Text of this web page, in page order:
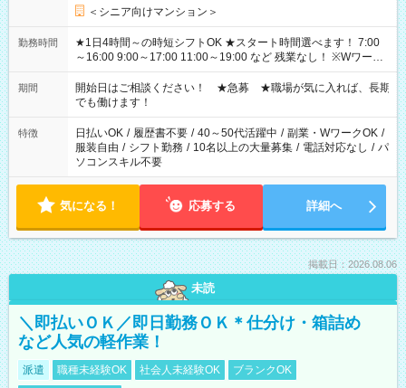
＜シニア向けマンション＞
勤務時間
★1日4時間～の時短シフトOK ★スタート時間選べます！ 7:00
～16:00 9:00～17:00 11:00～19:00 など 残業なし！ ※Wワーク
の場合、他のお仕事と合わせ週40時間超の就業はご案内できま
せん ※法令に基づき、週20時間以上勤務は社会保険への加入対
象となります ※労働者派遣法（日雇い派遣の原則禁止）によ
り、短時間・短期間の就業はご案内が難しい場合があります
期間
開始日はご相談ください！ ★急募 ★職場が気に入れば、長期
でも働けます！
特徴 日払いOK / 履歴書不要 / 40～50代活躍中 / 副業・WワークOK /
服装自由 / シフト勤務 / 10名以上の大量募集 / 電話対応なし / パ
ソコンスキル不要
気になる！ 応募する 詳細へ
掲載日：2026.08.06
未読
＼即払いＯＫ／即日勤務ＯＫ＊仕分け・箱詰め
など人気の軽作業！
派遣 職種未経験OK 社会人未経験OK
ブランクOK